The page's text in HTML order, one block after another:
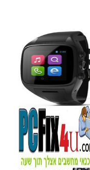
150
₪
מידע נוסף
נגן DVD קורא DIVX עם USB
מבית PIONEER
החל מ- 349
מידע נוסף
מברשות איפור מיקצועי למאפרים
349
₪
מידע נוסף